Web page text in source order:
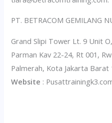
PT. BETRACOM GEMILANG
Grand Slipi Tower Lt. 9 Unit
Parman Kav 22-24, Rt 001,
Palmerah, Kota Jakarta Barat
Website :